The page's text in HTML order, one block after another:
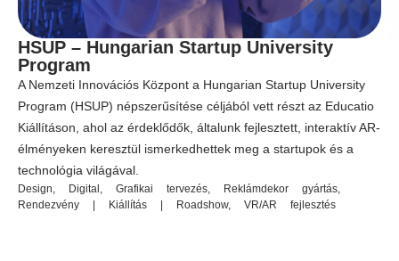
HSUP – Hungarian Startup University
Program
A Nemzeti Innovációs Központ a Hungarian Startup University
Program (HSUP) népszerűsítése céljából vett részt az Educatio
Kiállításon, ahol az érdeklődők, általunk fejlesztett, interaktív AR-
élményeken keresztül ismerkedhettek meg a startupok és a
technológia világával.
Design, Digital , Grafikai tervezés, Reklámdekor gyártás,
Rendezvény | Kiállítás | Roadshow, VR/AR fejlesztés